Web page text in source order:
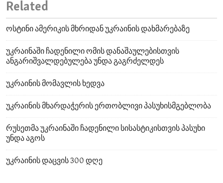
Related
ოსტინი ამერიკის მხრიდან უკრაინის დახმარებაზე
უკრაინაში ჩადენილი ომის დანაშაულებისთვის
ანგარიშვალდებულება უნდა გაგრძელდეს
უკრაინის მომავლის ხედვა
უკრაინის მხარდაჭერის ერთობლივი პასუხისმგებლობა
რუსეთმა უკრაინაში ჩადენილი სისასტიკისთვის პასუხი
უნდა აგოს
უკრაინის დაცვის 300 დღე